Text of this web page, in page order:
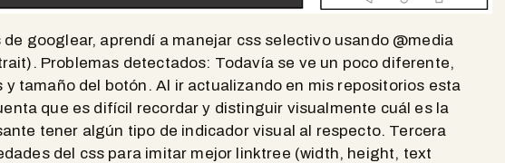
de googlear, aprendí a manejar css selectivo usando @media
Problemas detectados: Todavía se ve un poco diferente,
y tamaño del botón. Al ir actualizando en mis repositorios esta
que es difícil recordar y distinguir visualmente cuál es la
tener algún tipo de indicador visual al respecto. Tercera
del css para imitar mejor linktree (width, height, text